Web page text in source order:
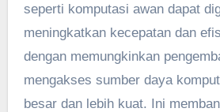
seperti komputasi awan dapat
meningkatkan kecepatan dan
dengan memungkinkan
mengakses sumber daya
besar dan lebih kuat. Ini